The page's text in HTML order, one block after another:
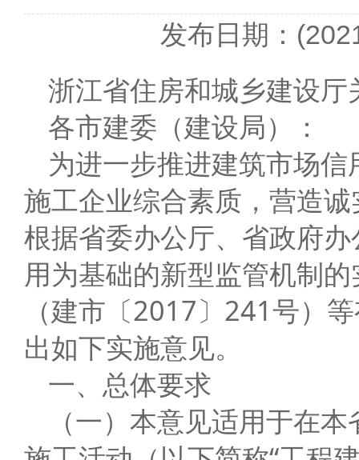
发布日期：
浙江省住房和城乡建设
各市建委（建设局）：
为进一步推进建筑市场
施工企业综合素质，营造
根据省委办公厅、省政府
用为基础的新型监管机制
（建市〔2017〕241号）
出如下实施意见。
一、总体要求
（一）本意见适用于在